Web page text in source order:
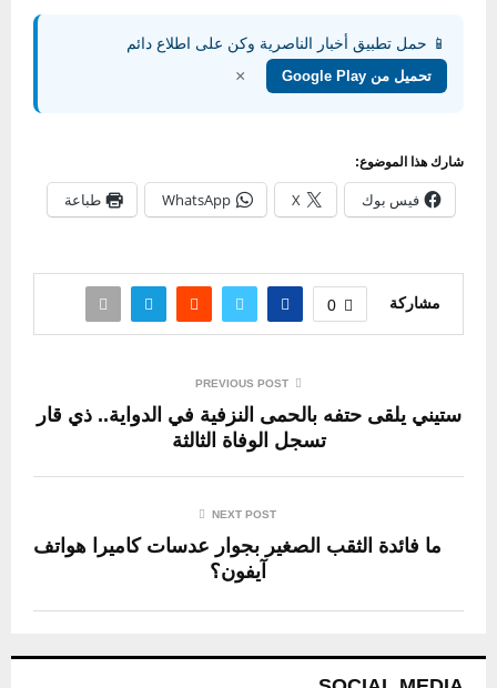
📱 حمل تطبيق أخبار الناصرية وكن على اطلاع دائم
تحميل من Google Play ×
شارك هذا الموضوع:
فيس بوك X
WhatsApp طباعة
مشاركة 0
PREVIOUS POST
ستيني يلقى حتفه بالحمى النزفية في الدواية.. ذي قار
تسجل الوفاة الثالثة
NEXT POST
ما فائدة الثقب الصغير بجوار عدسات كاميرا هواتف
آيفون؟